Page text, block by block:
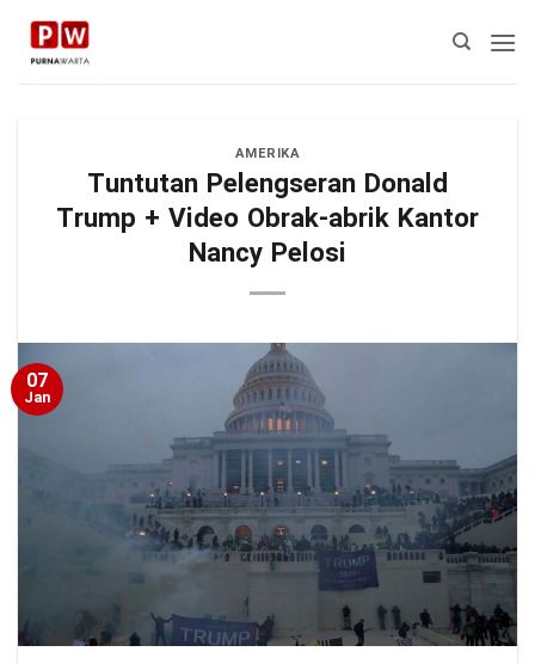
Skip
content
AMERIKA
Tuntutan Pelengseran Donald
Trump + Video Obrak-abrik Kantor
Nancy Pelosi
07
Jan